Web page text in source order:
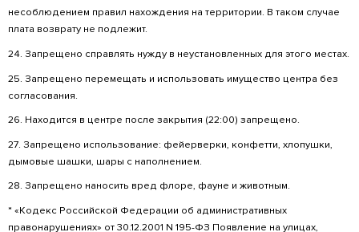
9. На территорию запрещено отдыхать с
купаться с животными и выгуливать
10. Запрещено выяснять отношения на
так физические.
11. Заходить в воду только в специально
местах.
12. Выполнять требования спасателей по